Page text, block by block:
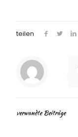
teilen
verwandte Beiträge